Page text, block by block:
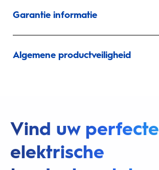
Garantie informatie
Algemene productveiligheid
Vind uw perfecte
elektrische